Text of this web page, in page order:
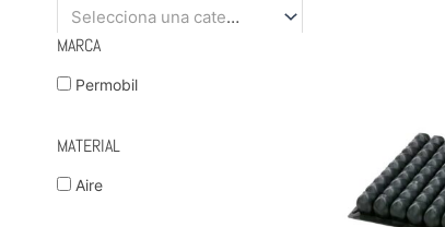
Selecciona una categoría
MARCA
Permobil
MATERIAL
Aire